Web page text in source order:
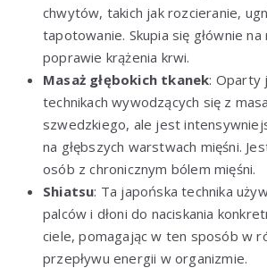
chwytów, takich jak rozcieranie,
tapotowanie. Skupia się głównie na
poprawie krążenia krwi.
Masaż głębokich tkanek: Oparty
technikach wywodzących się z
szwedzkiego, ale jest
na głębszych warstwach mięśni.
osób z chronicznym bólem mięśni.
Shiatsu: Ta japońska technika
palców i dłoni do naciskania
ciele, pomagając w ten sposób w
przepływu energii w organizmie.